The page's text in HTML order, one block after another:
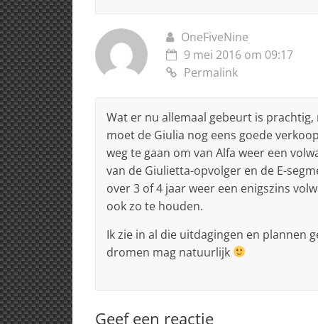
OneFiveNine
9 mei 2016 om 09:17
Permalink
Wat er nu allemaal gebeurt is
moet de Giulia nog eens goede
weg te gaan om van Alfa weer een
van de Giulietta-opvolger en de E-
over 3 of 4 jaar weer een enigszins
ook zo te houden.
Ik zie in al die uitdagingen en plannen
dromen mag natuurlijk
Geef een reactie